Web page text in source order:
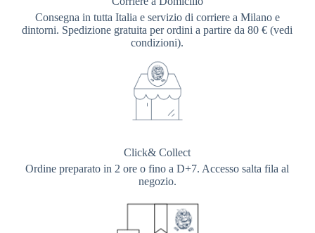
Consegna in tutta Italia e servizio di corriere a Milano e
dintorni. Spedizione gratuita per ordini a partire da 80 € (vedi
condizioni).
Click& Collect
Ordine preparato in 2 ore o fino a D+7. Accesso salta fila al
negozio.